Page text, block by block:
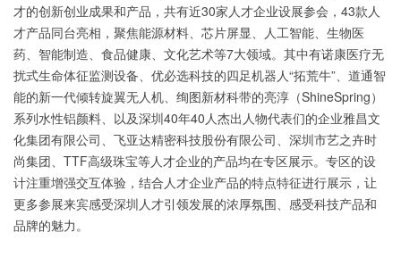
才的创新创业成果和产品，共有近30家人才企业设展参会，43款人
才产品同台亮相，聚焦能源材料、芯片屏显、人工智能、生物医
药、智能制造、食品健康、文化艺术等7大领域。其中有诺康医疗无
扰式生命体征监测设备、优必选科技的四足机器人“拓荒牛”、道通智
能的新一代倾转旋翼无人机、绚图新材科带的亮淳（ShineSpring）
系列水性铝颜料、以及深圳40年40人杰出人物代表们的企业雅昌文
化集团有限公司、飞亚达精密科技股份有限公司、深圳市艺之卉时
尚集团、TTF高级珠宝等人才企业的产品均在专区展示。专区的设
计注重增强交互体验，结合人才企业产品的特点特征进行展示，让
更多参展来宾感受深圳人才引领发展的浓厚氛围、感受科技产品和
品牌的魅力。